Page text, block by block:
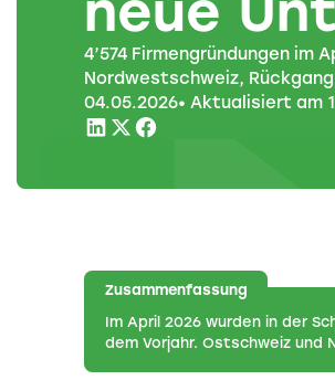
4’574 Firmengründungen im
Nordwestschweiz,
04.05.2026• Aktualisiert am
Zusammenfassung
Im April 2026 wurden in der
dem Vorjahr. Ostschweiz und